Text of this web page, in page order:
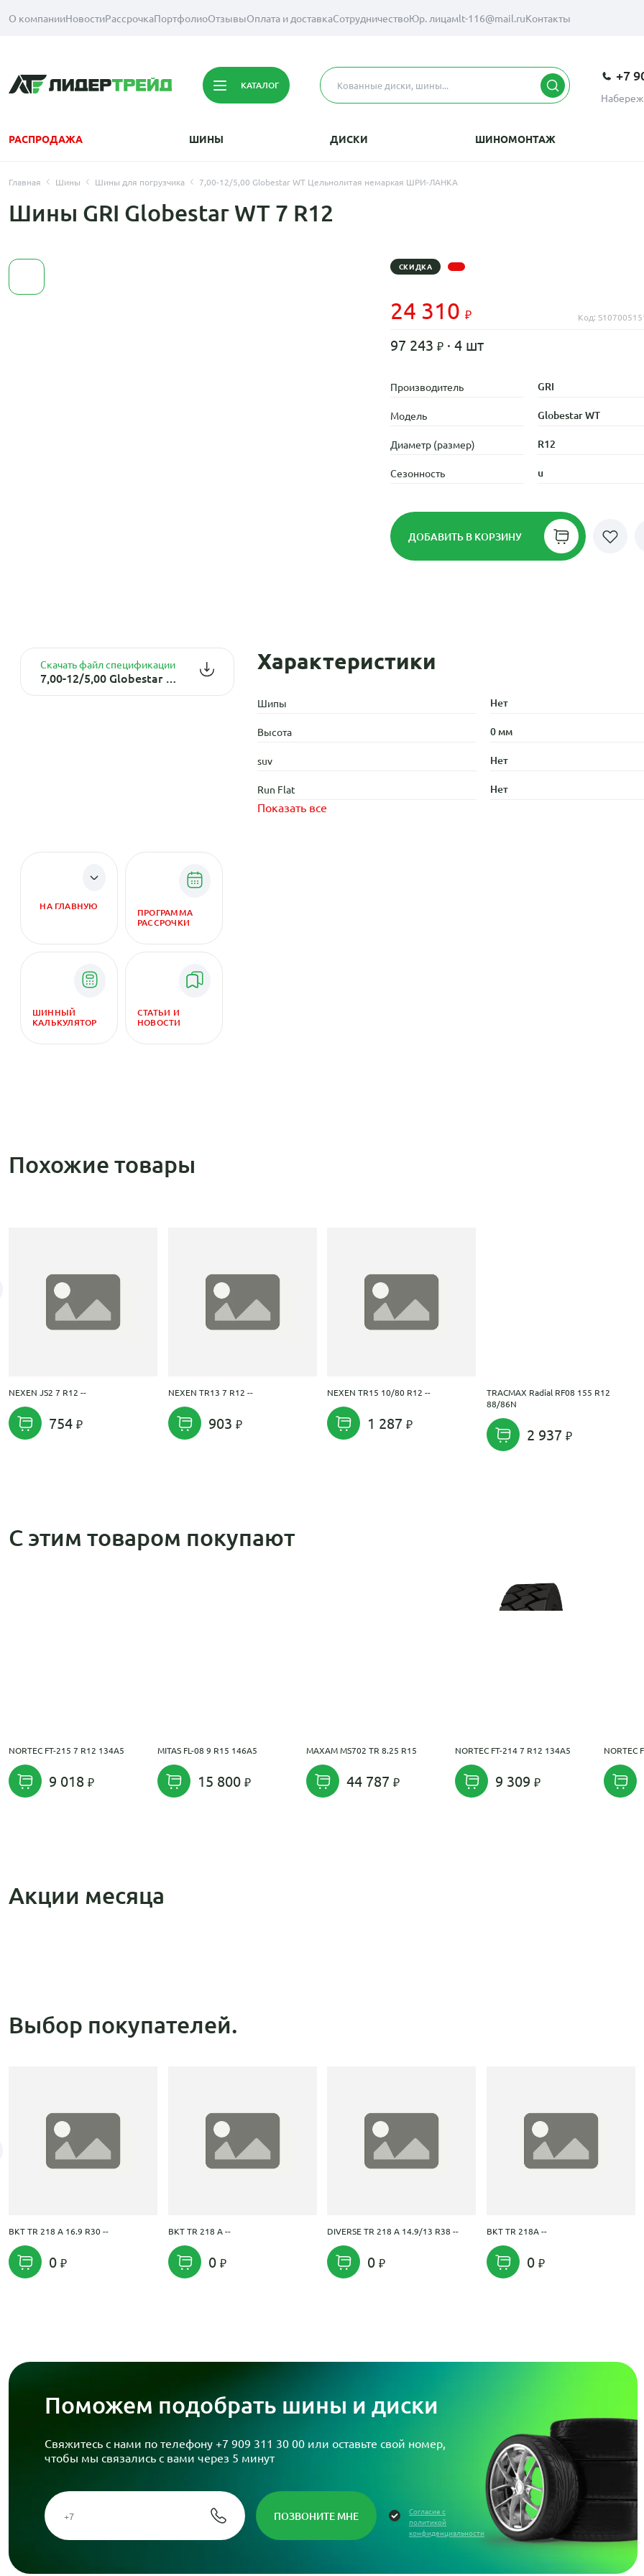
О компанииНовостиРассрочкаПортфолиоОтзывыОплата и доставкаСотрудничествоЮр. лицамlt-116@mail.ruКонтакты
КАТАЛОГ
+7
РАСПРОДАЖА ШИНЫ ДИСКИ ШИНОМОНТАЖ
Главная Шины Шины для погрузчика 7,00-12/5,00 Globestar WT Цельнолитая немаркая ШРИ-ЛАНКА
Шины GRI Globestar WT 7 R12
СКИДКА
24 310 Код:
97 243 · 4 шт
Производитель GRI
Модель Globestar WT
Диаметр (размер) R12
Сезонность u
ДОБАВИТЬ В КОРЗИНУ
Скачать файл спецификации
7,00-12/5,00 Globestar WT Цельнолитая немаркая ШРИ-ЛАНКА
Характеристики
Шипы Нет
Высота 0 мм
suv Нет
Run Flat Нет
Показать все
НА ГЛАВНУЮ
ПРОГРАММА
РАССРОЧКИ
ШИННЫЙ
КАЛЬКУЛЯТОР
СТАТЬИ И
НОВОСТИ
Похожие товары
NEXEN JS2 7 R12 --
754
NEXEN TR13 7 R12 --
903
NEXEN TR15 10/80 R12 --
1 287
TRACMAX Radial RF08 155 R12
88/86N
2 937
С этим товаром покупают
NORTEC FT-215 7 R12 134A5
9 018
MITAS FL-08 9 R15 146A5
15 800
MAXAM MS702 TR 8.25 R15
44 787
NORTEC FT-214 7 R12 134A5
9 309
NORTEC
Акции месяца
Выбор покупателей.
BKT TR 218 A 16.9 R30 --
0
BKT TR 218 A --
0
DIVERSE TR 218 A 14.9/13 R38 --
0
BKT TR 218A --
0
Поможем подобрать шины и диски
Свяжитесь с нами по телефону +7 909 311 30 00 или оставьте свой номер,
чтобы мы связались с вами через 5 минут
Согласие с
политикой
конфиденциальности